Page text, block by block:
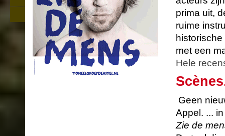
stuk, personages, achtergronden
Nieuw educatief aanbod rond Zie de
prima uit,
ruime
met een
Hele
Geen
Appel. ...
Zie de